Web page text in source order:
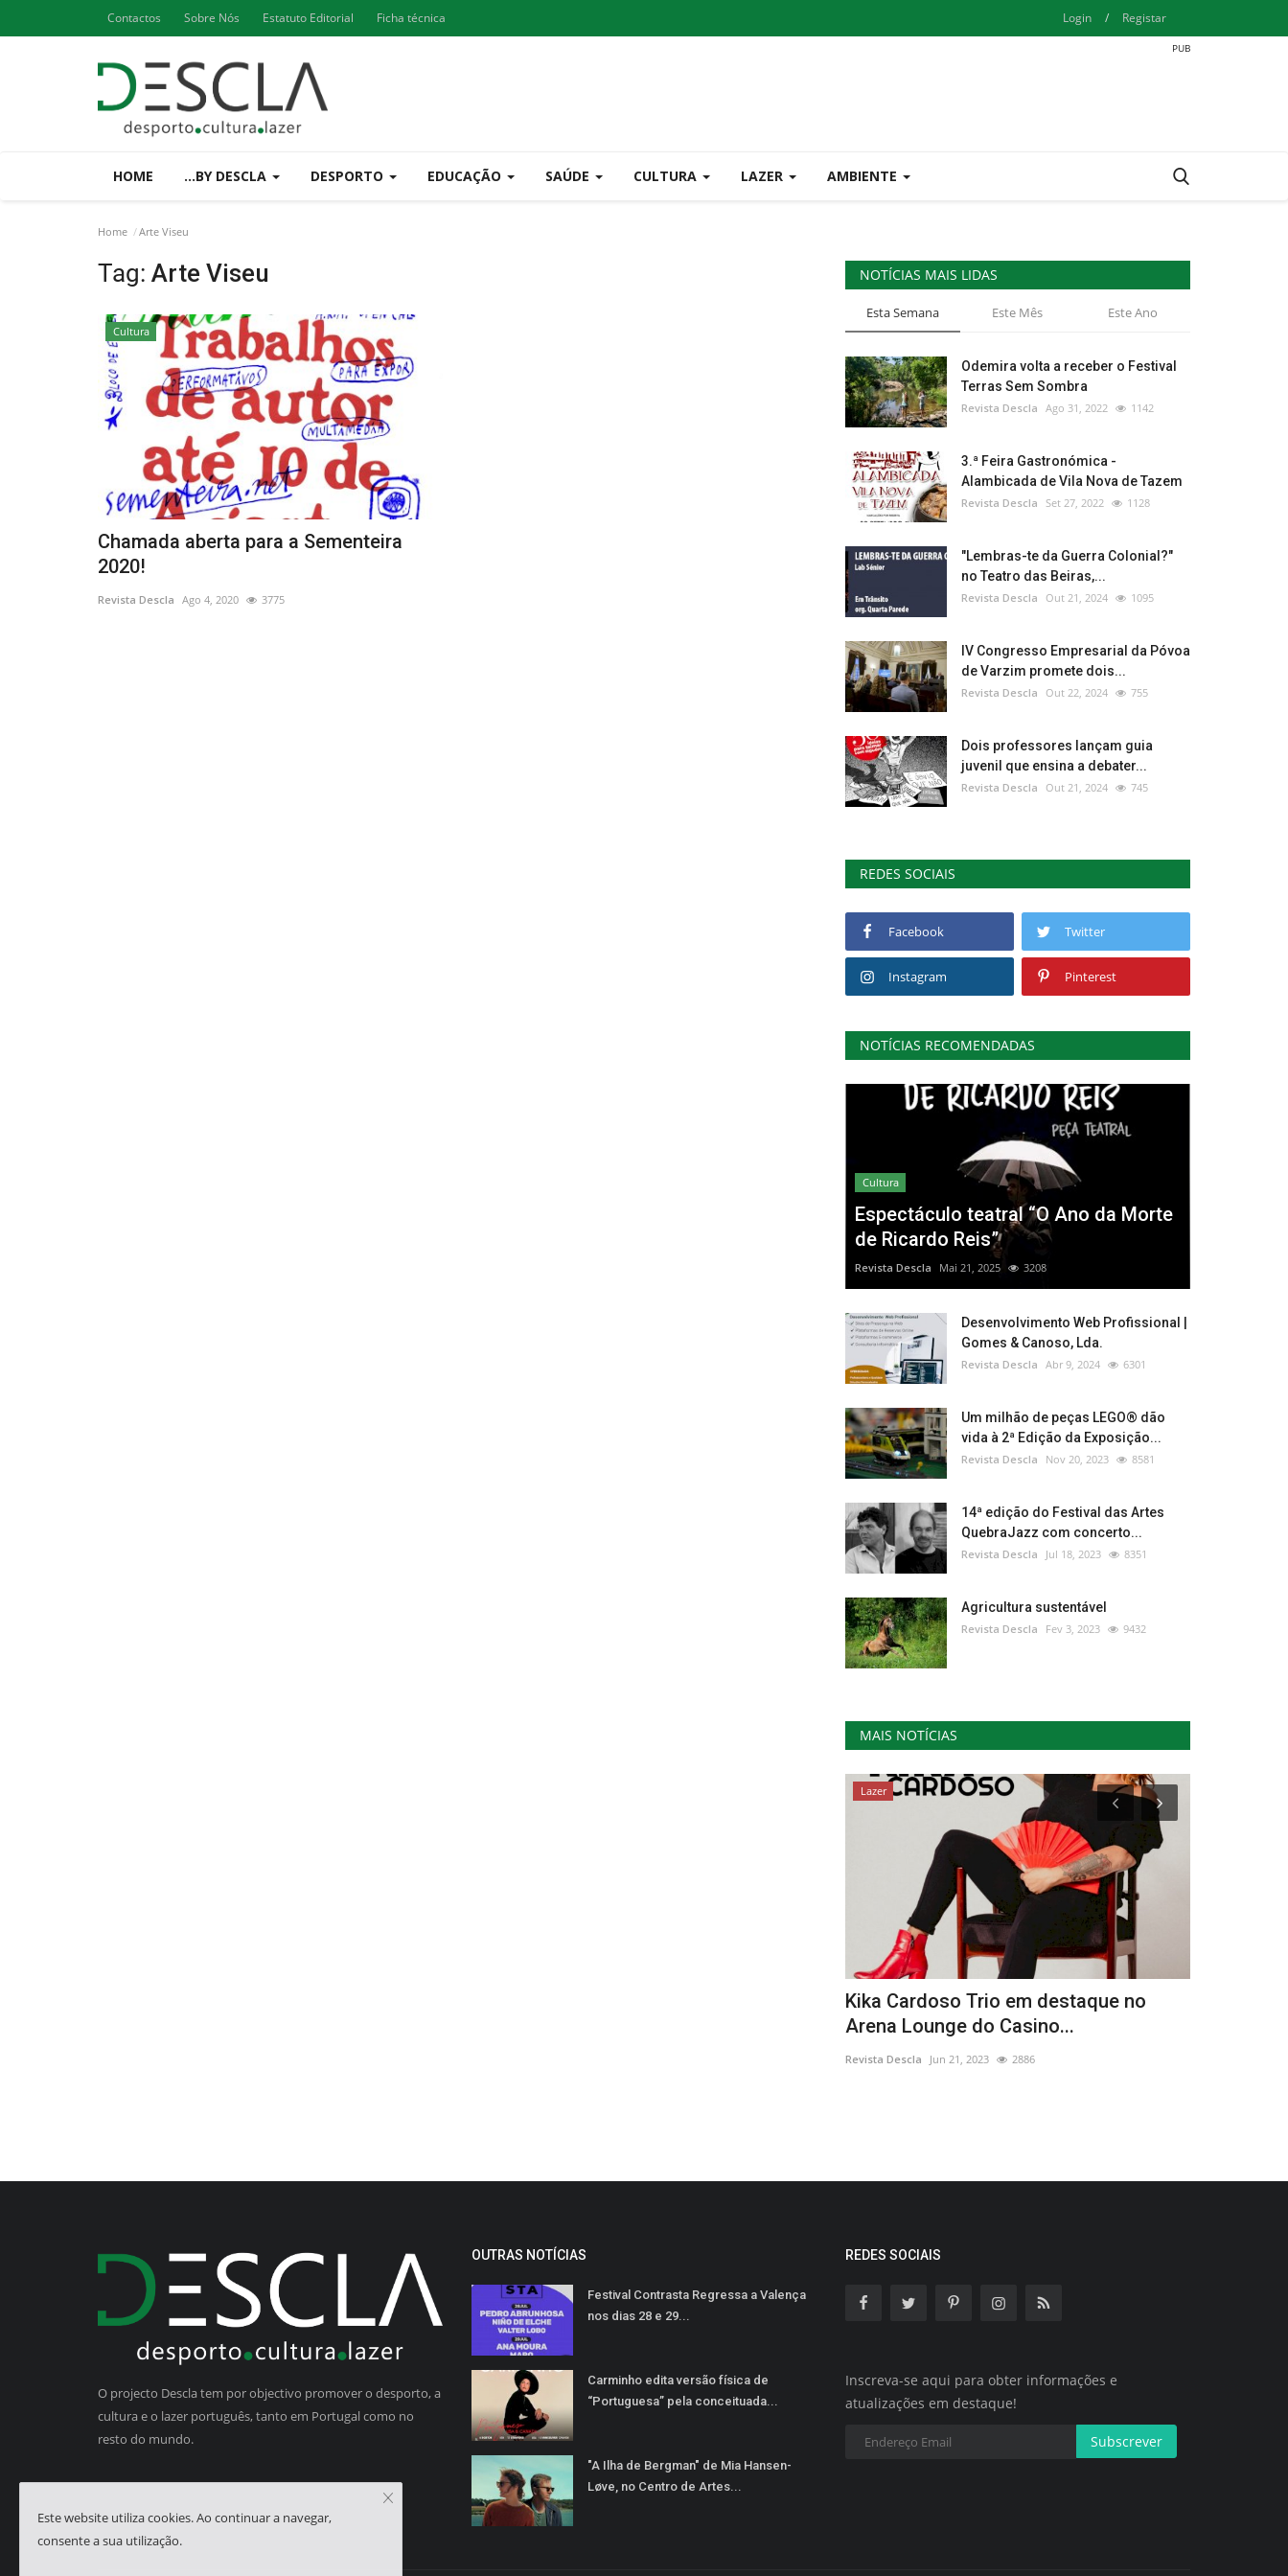
Contactos Sobre Nós Estatuto Editorial Ficha técnica Login / Registar
HOME ...BY DESCLA DESPORTO EDUCAÇÃO SAÚDE CULTURA LAZER AMBIENTE
Home Arte Viseu
Tag: Arte Viseu
Cultura
Chamada aberta para a Sementeira
2020!
Revista Descla Ago 4, 2020 3775
NOTÍCIAS MAIS LIDAS
Esta Semana Este Mês Este Ano
Odemira volta a receber o Festival
Terras Sem Sombra
Revista Descla Ago 31, 2022 1142
3.ª Feira Gastronómica -
Alambicada de Vila Nova de Tazem
Revista Descla Set 27, 2022 1128
"Lembras-te da Guerra Colonial?"
no Teatro das Beiras,...
Revista Descla Out 21, 2024 1095
IV Congresso Empresarial da Póvoa
de Varzim promete dois...
Revista Descla Out 22, 2024 755
Dois professores lançam guia
juvenil que ensina a debater...
Revista Descla Out 21, 2024 745
REDES SOCIAIS
Facebook Twitter
Instagram Pinterest
NOTÍCIAS RECOMENDADAS
Cultura
Espectáculo teatral “O Ano da Morte
de Ricardo Reis”
Revista Descla Mai 21, 2025 3208
Desenvolvimento Web Profissional |
Gomes & Canoso, Lda.
Revista Descla Abr 9, 2024 6301
Um milhão de peças LEGO® dão
vida à 2ª Edição da Exposição...
Revista Descla Nov 20, 2023 8581
14ª edição do Festival das Artes
QuebraJazz com concerto...
Revista Descla Jul 18, 2023 8351
Agricultura sustentável
Revista Descla Fev 3, 2023 9432
MAIS NOTÍCIAS
Lazer
Kika Cardoso Trio em destaque no
Arena Lounge do Casino...
Revista Descla Jun 21, 2023 2886
O projecto Descla tem por objectivo promover o desporto, a
cultura e o lazer português, tanto em Portugal como no
resto do mundo.
OUTRAS NOTÍCIAS
Festival Contrasta Regressa a Valença
nos dias 28 e 29...
Carminho edita versão física de
“Portuguesa” pela conceituada...
"A Ilha de Bergman" de Mia Hansen-
Løve, no Centro de Artes...
REDES SOCIAIS
Inscreva-se aqui para obter informações e
atualizações em destaque!
Subscrever
Este website utiliza cookies. Ao continuar a navegar,
consente a sua utilização.